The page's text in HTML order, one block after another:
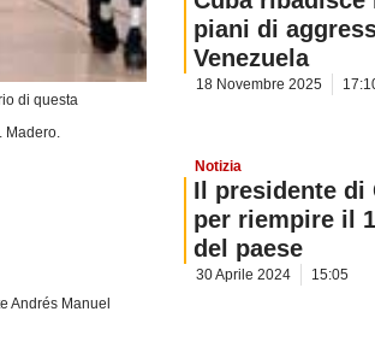
di questa
Andrés Manuel
piani di
Venezuela
18 Novembre 2025
Notizia
Il presidente di
per riempire il
del paese
30 Aprile 2024 15:05